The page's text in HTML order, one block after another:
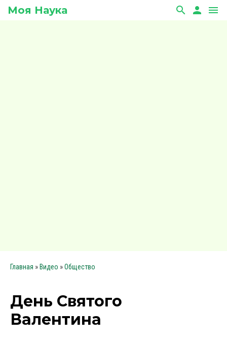
Моя Наука search person menu
Главная » Видео »Общество
День Святого
Валентина